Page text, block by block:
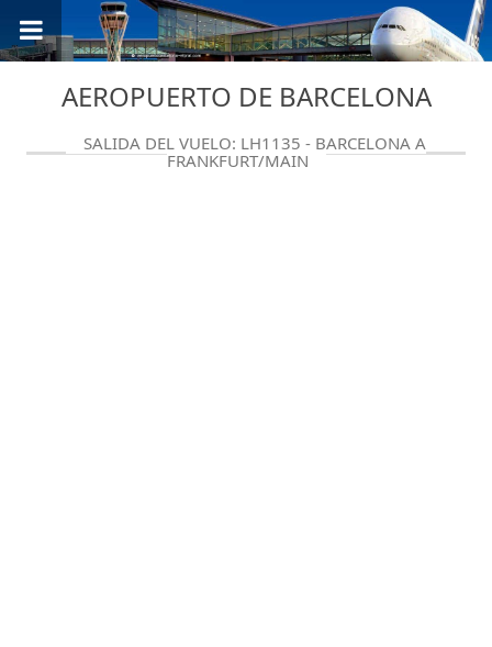
AEROPUERTO DE BARCELONA
SALIDA DEL VUELO: LH1135 - BARCELONA A
FRANKFURT/MAIN